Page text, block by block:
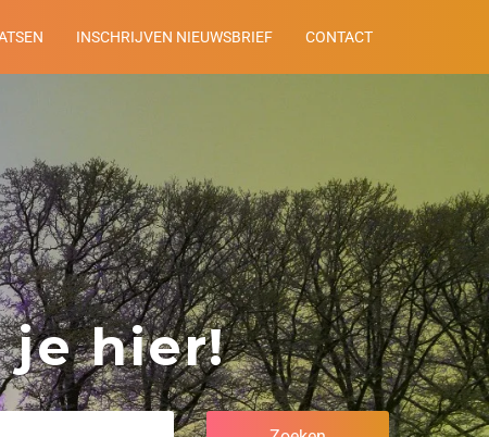
INSCHRIJVEN NIEUWSBRIEF CONTACT
je hier!